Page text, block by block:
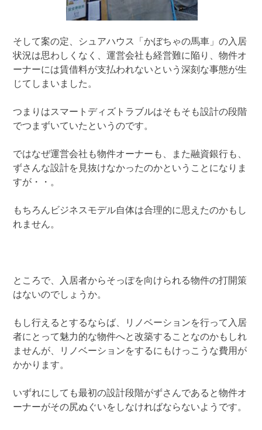
そして案の定、シュアハウス「かぼちゃの馬車」の入居
状況は思わしくなく、運営会社も経営難に陥り、物件オ
ーナーには賃借料が支払われないという深刻な事態が生
じてしまいました。
つまりはスマートディズトラブルはそもそも設計の段階
でつまずいていたというのです。
ではなぜ運営会社も物件オーナーも、また融資銀行も、
ずさんな設計を見抜けなかったのかということになりま
すが・・。
もちろんビジネスモデル自体は合理的に思えたのかもし
れません。
ところで、入居者からそっぽを向けられる物件の打開策
はないのでしょうか。
もし行えるとするならば、リノベーションを行って入居
者にとって魅力的な物件へと改築することなのかもしれ
ませんが、リノベーションをするにもけっこうな費用が
かかります。
いずれにしても最初の設計段階がずさんであると物件オ
ーナーがその尻ぬぐいをしなければならないようです。